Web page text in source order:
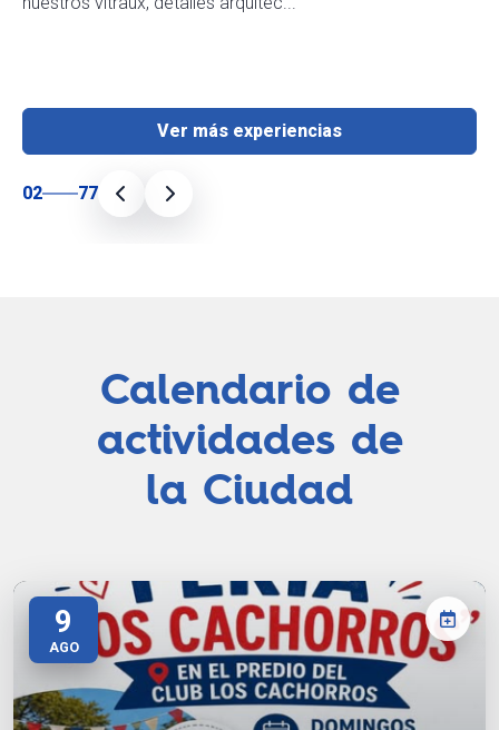
Ver más experiencias
02 77
Calendario de
actividades de
la Ciudad
9
AGO